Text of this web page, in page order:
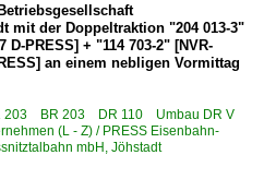
mit der Doppeltraktion "204 013-3"
D-PRESS] + "114 703-2" [NVR-
an einem nebligen Vormittag
1 203 BR 203 DR 110 Umbau DR V
(L - Z) / PRESS Eisenbahn-
mbH, Jöhstadt